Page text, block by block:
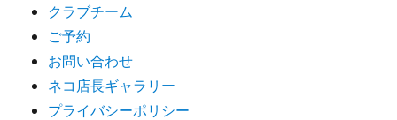
クラブチーム
ご予約
お問い合わせ
ネコ店長ギャラリー
プライバシーポリシー